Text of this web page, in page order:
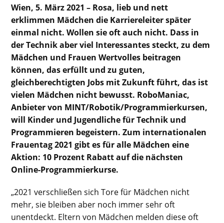
Wien, 5. März 2021 – Rosa, lieb und nett
erklimmen Mädchen die Karriereleiter später
einmal nicht. Wollen sie oft auch nicht. Dass in
der Technik aber viel Interessantes steckt, zu dem
Mädchen und Frauen Wertvolles beitragen
können, das erfüllt und zu guten,
gleichberechtigten Jobs mit Zukunft führt, das ist
vielen Mädchen nicht bewusst. RoboManiac,
Anbieter von MINT/Robotik/Programmierkursen,
will Kinder und Jugendliche für Technik und
Programmieren begeistern. Zum internationalen
Frauentag 2021 gibt es für alle Mädchen eine
Aktion: 10 Prozent Rabatt auf die nächsten
Online-Programmierkurse.
„2021 verschließen sich Tore für Mädchen nicht
mehr, sie bleiben aber noch immer sehr oft
unentdeckt. Eltern von Mädchen melden diese oft